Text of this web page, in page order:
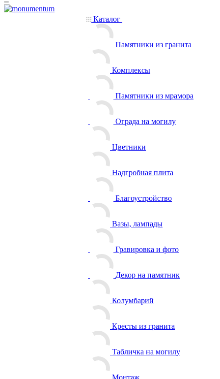
Каталог
Памятники из гранита
Комплексы
Памятники из мрамора
Ограда на могилу
Цветники
Надгробная плита
Благоустройство
Вазы, лампады
Гравировка и фото
Декор на памятник
Колумбарий
Кресты из гранита
Табличка на могилу
Монтаж